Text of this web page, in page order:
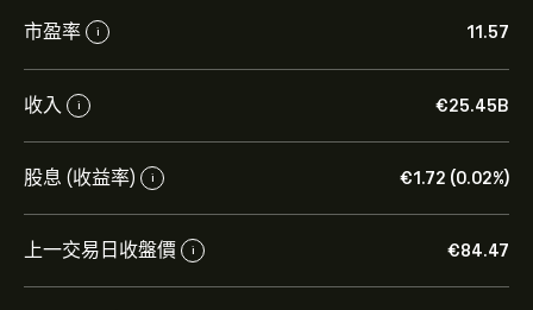
市盈率 i 11.57
收入 i ‎€‎25.45B
股息 (收益率) i ‎€‎1.72 (0.02%)
上一交易日收盤價 i ‎€‎84.47